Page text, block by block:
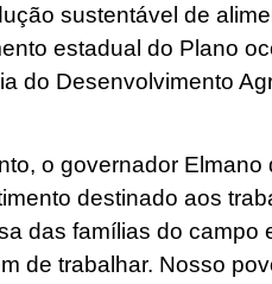
sustentável de
estadual do Plano
do Desenvolvimento
o governador Elmano
destinado aos
das famílias do campo
de trabalhar. Nosso